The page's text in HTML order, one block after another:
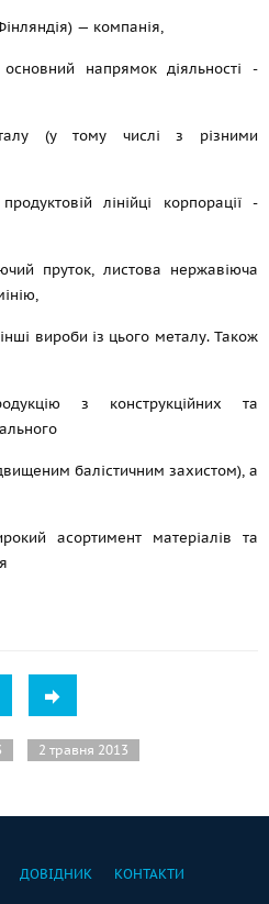
— компанія,
напрямок діяльності -
(у тому числі з різними
лінійці корпорації -
пруток, листова нержавіюча
вироби із цього металу. Також
з конструкційних та
балістичним захистом), а
асортимент матеріалів та
2 травня 2013
ДОВІДНИК КОНТАКТИ